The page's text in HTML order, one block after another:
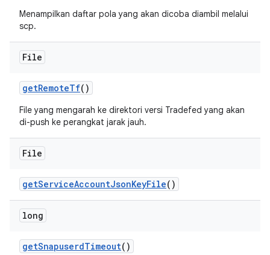
Menampilkan daftar pola yang akan dicoba diambil melalui
scp.
File
getRemoteTf()
File yang mengarah ke direktori versi Tradefed yang akan
di-push ke perangkat jarak jauh.
File
getServiceAccountJsonKeyFile()
long
getSnapuserdTimeout()